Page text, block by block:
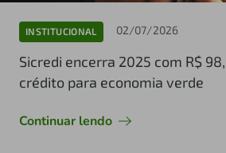
INSTITUCIONAL 02/07/2026
Sicredi encerra 2025 com R$
crédito para economia verde
Continuar lendo